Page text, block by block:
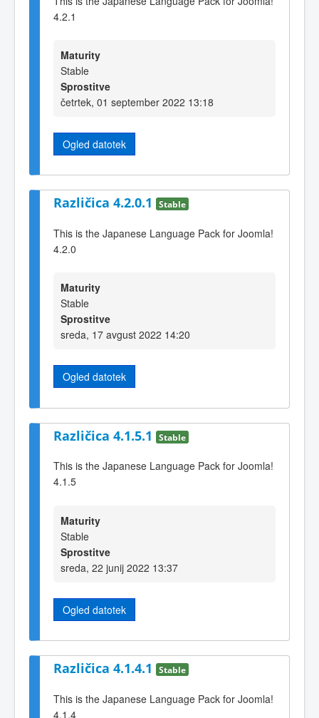
4.2.1
Maturity
Stable
Sprostitve
četrtek, 01 september 2022 13:18
Ogled datotek
Različica 4.2.0.1 Stable
This is the Japanese Language Pack for Joomla!
4.2.0
Maturity
Stable
Sprostitve
sreda, 17 avgust 2022 14:20
Ogled datotek
Različica 4.1.5.1 Stable
This is the Japanese Language Pack for Joomla!
4.1.5
Maturity
Stable
Sprostitve
sreda, 22 junij 2022 13:37
Ogled datotek
Različica 4.1.4.1 Stable
This is the Japanese Language Pack for Joomla!
4.1.4